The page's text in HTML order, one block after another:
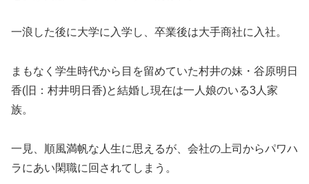
一浪した後に大学に入学し、卒業後は大手商社に入社。
まもなく学生時代から目を留めていた村井の妹・谷原明日
香(旧：村井明日香)と結婚し現在は一人娘のいる3人家
族。
一見、順風満帆な人生に思えるが、会社の上司からパワハ
ラにあい閑職に回されてしまう。